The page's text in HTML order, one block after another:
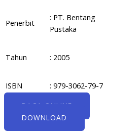
Penerbit
: PT. Bentang
Pustaka
Tahun : 2005
ISBN : 979-3062-79-7
BACA ONLINE
DOWNLOAD